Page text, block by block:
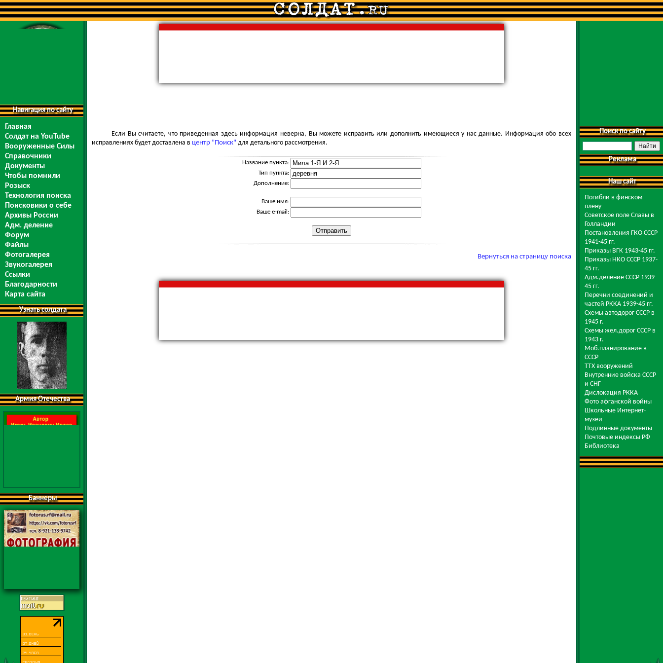
Навигация по сайту
Главная
Солдат на YouTube
Вооруженные Силы
Справочники
Документы
Чтобы помнили
Розыск
Технология поиска
Поисковики о себе
Архивы России
Адм. деление
Форум
Файлы
Фотогалерея
Звукогалерея
Ссылки
Благодарности
Карта сайта
Узнать солдата
Армия Отечества
Баннеры
Если Вы считаете, что приведенная здесь информация неверна, Вы можете исправить или дополнить имеющиеся у нас данные. Информация обо всех
исправлениях будет доставлена в центр "Поиск" для детального рассмотрения.
Название пункта:
Тип пункта:
Дополнение:
Ваше имя:
Ваше e-mail:
Вернуться на страницу поиска
Поиск по сайту
Реклама
Наш сайт
Погибли в финском
плену
Советское поле Славы в
Голландии
Постановления ГКО СССР
1941-45 гг.
Приказы ВГК 1943-45 гг.
Приказы НКО СССР 1937-
45 гг.
Адм.деление СССР 1939-
45 гг.
Перечни соединений и
частей РККА 1939-45 гг.
Схемы автодорог СССР в
1945 г.
Схемы жел.дорог СССР в
1943 г.
Моб.планирование в
СССР
ТТХ вооружений
Внутренние войска СССР
и СНГ
Дислокация РККА
Фото афганской войны
Школьные Интернет-
музеи
Подлинные документы
Почтовые индексы РФ
Библиотека